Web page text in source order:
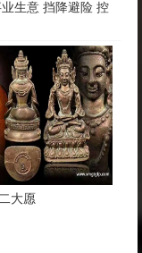
生意 挡降避险 控
大愿